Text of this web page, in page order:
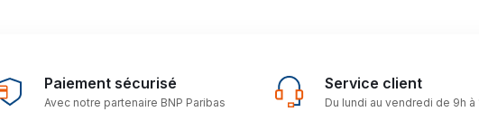
Paiement sécurisé
Avec notre partenaire BNP Paribas
Service client
Du lundi au vendredi de 9h à